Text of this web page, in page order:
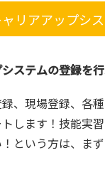
リアアップシ
ステムの登録を
、現場登録、各
します！技能実
という方は、ま